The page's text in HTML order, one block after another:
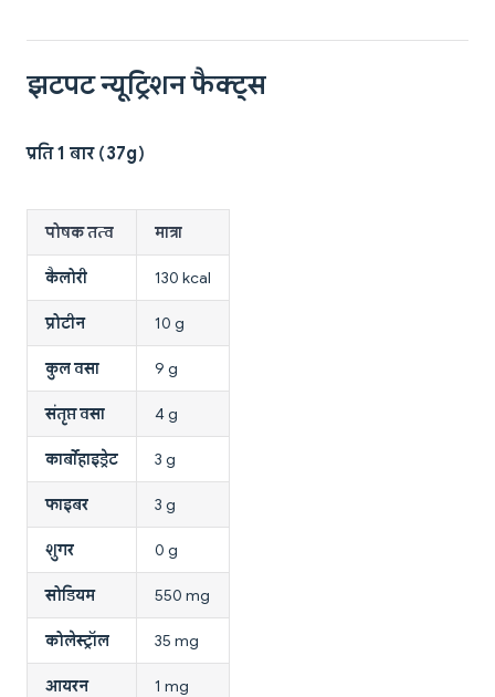
झटपट न्यूट्रिशन फैक्ट्स
प्रति 1 बार (37g)
पोषक तत्व मात्रा
कैलोरी 130 kcal
प्रोटीन 10 g
कुल वसा 9 g
संतृप्त वसा 4 g
कार्बोहाइड्रेट 3 g
फाइबर 3 g
शुगर 0 g
सोडियम 550 mg
कोलेस्ट्रॉल 35 mg
आयरन 1 mg